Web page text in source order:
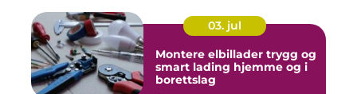
03. jul
Montere elbillader trygg og
smart lading hjemme og i
borettslag